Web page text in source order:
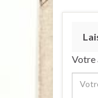
Votre